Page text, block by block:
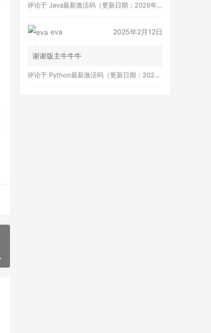
评论于 Java最新激活码（更新日期：2026年8月7日）
eva 2025年2月12日
谢谢版主牛牛牛
评论于 Python最新激活码（更新日期：2026年8月7日）